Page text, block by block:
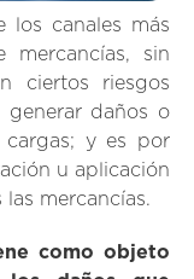
los canales más
mercancías, sin
ciertos riesgos
generar daños o
cargas; y es por
u aplicación
mercancías.
como objeto